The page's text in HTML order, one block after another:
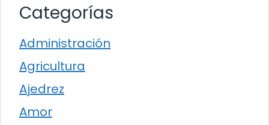
Categorías
Administración
Agricultura
Ajedrez
Amor